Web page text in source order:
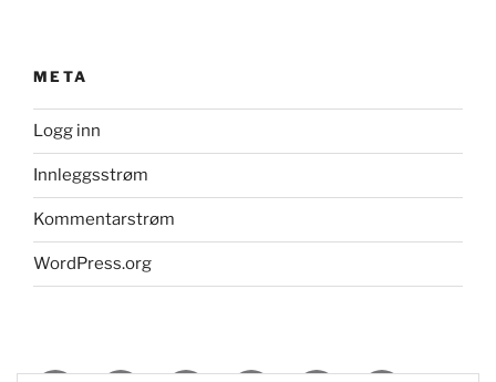
META
Logg inn
Innleggsstrøm
Kommentarstrøm
WordPress.org